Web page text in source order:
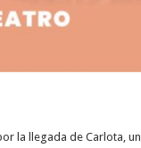
la llegada de Carlota, un